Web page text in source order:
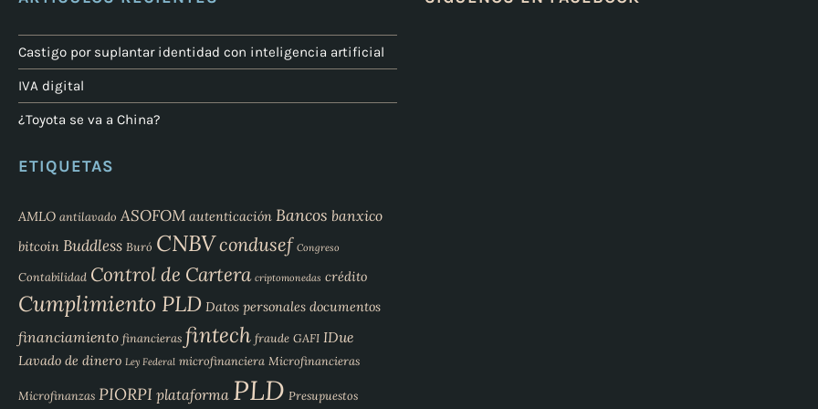
Castigo por suplantar identidad con inteligencia artificial
IVA digital
¿Toyota se va a China?
ETIQUETAS
AMLO antilavado ASOFOM autenticación Bancos banxico
bitcoin Buddless Buró CNBVcondusef Congreso
Contabilidad Control de Cartera criptomonedas crédito
Cumplimiento PLD Datos personales documentos
financiamiento financieras fintech fraude GAFI IDue
Lavado de dinero Ley Federal microfinanciera Microfinancieras
Microfinanzas PIORPI plataforma PLD Presupuestos